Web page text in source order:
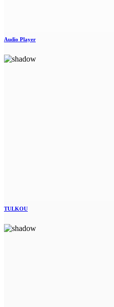
Audio Player
TULKOU